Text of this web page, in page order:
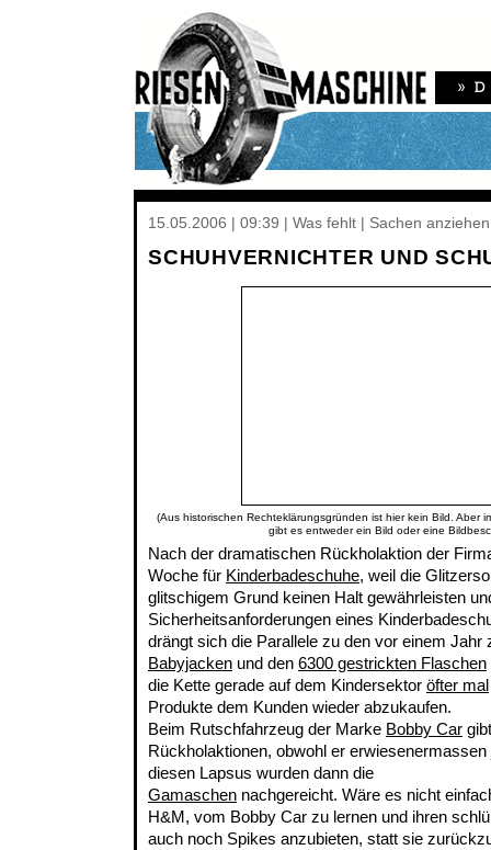
15.05.2006 | 09:39 | Was fehlt | Sachen anziehen
SCHUHVERNICHTER UND
(Aus historischen Rechteklärungsgründen ist hier kein Bild. Aber
gibt es entweder ein Bild oder eine
Nach der dramatischen Rückholaktion der
Woche für Kinderbadeschuhe, weil die
glitschigem Grund keinen Halt gewährleisten
Sicherheitsanforderungen eines
drängt sich die Parallele zu den vor einem Jahr
Babyjacken und den 6300 gestrickten Flaschen
die Kette gerade auf dem Kindersektor öfter mal
Produkte dem Kunden wieder abzukaufen.
Beim Rutschfahrzeug der Marke Bobby Car
Rückholaktionen, obwohl er
diesen Lapsus wurden dann die
Gamaschen nachgereicht. Wäre es nicht
H&M, vom Bobby Car zu lernen und ihren
auch noch Spikes anzubieten, statt sie